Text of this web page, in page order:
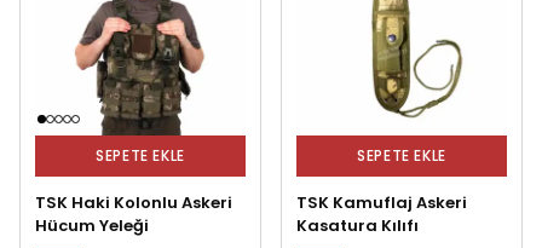
SEPETE EKLE
TSK Haki Kolonlu Askeri
Hücum Yeleği
SEPETE EKLE
TSK Kamuflaj Askeri
Kasatura Kılıfı